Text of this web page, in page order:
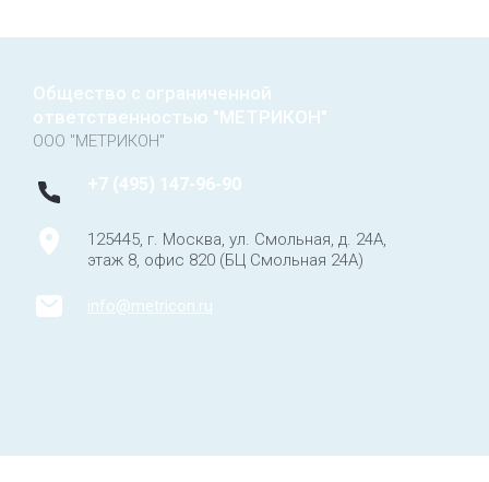
Общество с ограниченной
ответственностью "МЕТРИКОН"
ООО "МЕТРИКОН"
+7 (495) 147-96-90
125445, г. Москва, ул. Смольная, д. 24А,
этаж 8, офис 820 (БЦ Смольная 24А)
info@metricon.ru